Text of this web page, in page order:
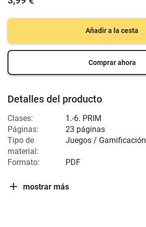
Añadir a la cesta
Comprar ahora
Detalles del producto
Clases:
1.-6. PRIM
Páginas:
23 páginas
Tipo de
material:
Juegos / Gamificación
Formato: PDF
mostrar más